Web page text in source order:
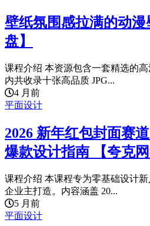
壁纸氛围感拉满的动漫
盘】
课程介绍 本资源包含一套精选的
内共收录十张高品质 JPG...
4 月前
平面设计
2026 新年红包封面赛
爆款设计指南 【夸克网
课程介绍 本课程专为零基础设计
企业主打造。内容涵盖 20...
5 月前
平面设计